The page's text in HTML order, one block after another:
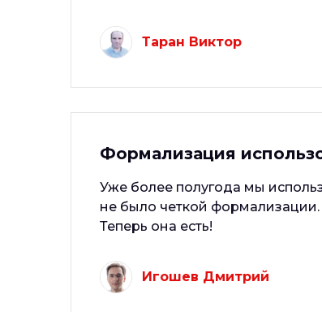
Таран Виктор
Формализация
Уже более полугода мы
не было четкой формализации.
Теперь она есть!
Игошев Дмитрий